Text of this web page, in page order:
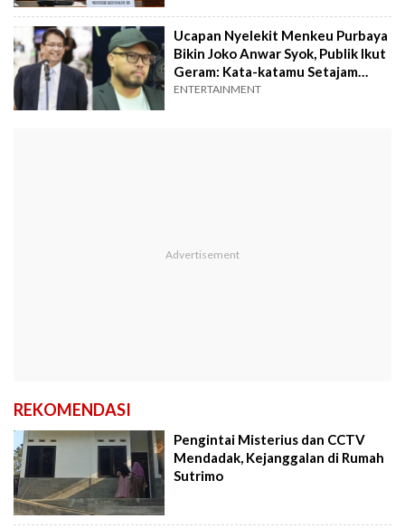
Ucapan Nyelekit Menkeu Purbaya
Bikin Joko Anwar Syok, Publik Ikut
Geram: Kata-katamu Setajam
Silet!
ENTERTAINMENT
REKOMENDASI
Pengintai Misterius dan CCTV
Mendadak, Kejanggalan di Rumah
Sutrimo